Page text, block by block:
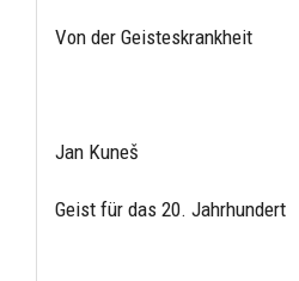
Von der Geisteskrankheit
Jan Kuneš
Geist für das 20. Jahrhundert